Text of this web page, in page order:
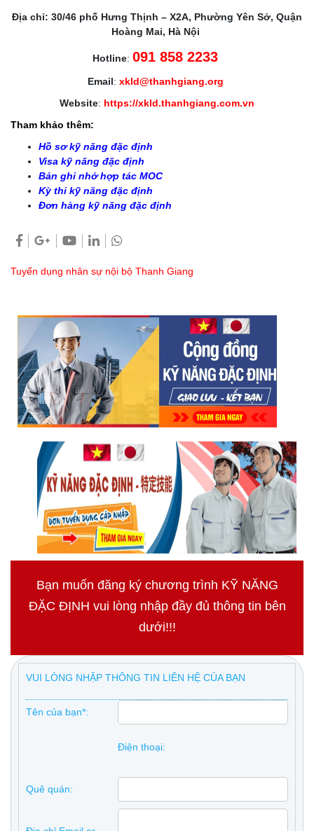
Địa chỉ: 30/46 phố Hưng Thịnh – X2A, Phường Yên Sở, Quận
Hoàng Mai, Hà Nội
Hotline: 091 858 2233
Email: xkld@thanhgiang.org
Website: https://xkld.thanhgiang.com.vn
Tham khảo thêm:
Hồ sơ kỹ năng đặc định
Visa kỹ năng đặc định
Bản ghi nhớ hợp tác MOC
Kỳ thi kỹ năng đặc định
Đơn hàng kỹ năng đặc định
Tuyển dụng nhân sự nội bộ Thanh Giang
Bạn muốn đăng ký chương trình KỸ NĂNG
ĐẶC ĐỊNH vui lòng nhập đầy đủ thông tin bên
dưới!!!
VUI LÒNG NHẬP THÔNG TIN LIÊN HỆ CỦA BẠN
Tên của bạn*:
Điện thoại:
Quê quán: